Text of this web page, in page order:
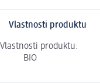
Vlastnosti produktu
Vlastnosti produktu:
BIO